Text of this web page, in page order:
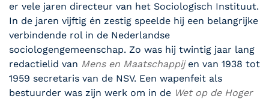
er vele jaren directeur van het Sociologisch Instituut.
In de jaren vijftig én zestig speelde hij een belangrijke
verbindende rol in de Nederlandse
sociologengemeenschap. Zo was hij twintig jaar lang
redactielid van Mens en Maatschappijen van 1938 tot
1959 secretaris van de NSV. Een wapenfeit als
bestuurder was zijn werk om in de Wet op de Hoger